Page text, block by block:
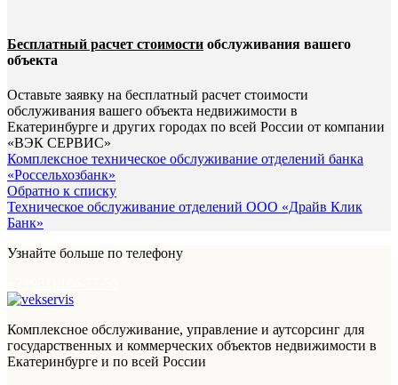
Бесплатный расчет стоимости обслуживания вашего
объекта
Оставьте заявку на бесплатный расчет стоимости
обслуживания вашего объекта недвижимости в
Екатеринбурге и других городах по всей России от компании
«ВЭК СЕРВИС»
Комплексное техническое обслуживание отделений банка
«Россельхозбанк»
Обратно к списку
Техническое обслуживание отделений ООО «Драйв Клик
Банк»
Узнайте больше по телефону
Комплексное обслуживание, управление и аутсорсинг для
государственных и коммерческих объектов недвижимости в
Екатеринбурге и по всей России